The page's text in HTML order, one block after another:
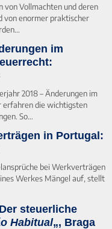
Vollmachten und deren
von enormer praktischer
im
2018 – Änderungen im
erfahren die wichtigsten
So…
in Portugal:
bei Werkverträgen
Werkes Mängel auf, stellt
steuerliche
Habitual„, Braga